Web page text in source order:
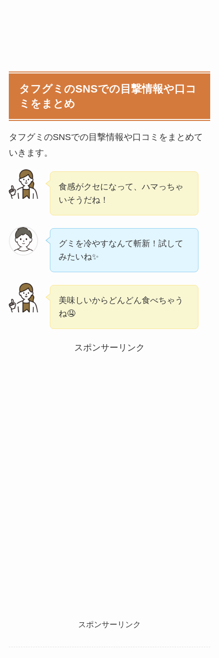
タフグミ のSNSでの目撃情報や口コ
ミをまとめ
タフグミのSNSでの目撃情報や口コミをまとめて
いきます。
食感がクセになって、ハマっちゃ
いそうだね！
グミを冷やすなんて斬新！試して
みたいね✨
美味しいからどんどん食べちゃう
ね🤤
スポンサーリンク
スポンサーリンク